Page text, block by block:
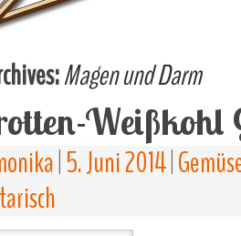
Magen und Darm
Weißkohl
5. Juni 2014